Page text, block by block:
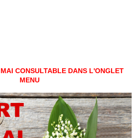
CONSULTABLE DANS L'ONGLET
MENU